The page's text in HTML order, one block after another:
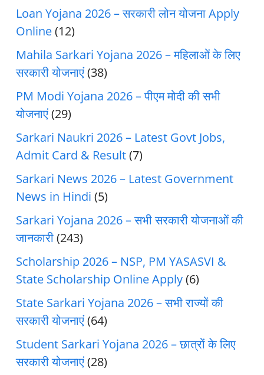
Loan Yojana 2026 – सरकारी लोन योजना Apply
Online(12)
Mahila Sarkari Yojana 2026 – महिलाओं के लिए
सरकारी योजनाएं(38)
PM Modi Yojana 2026 – पीएम मोदी की सभी
योजनाएं(29)
Sarkari Naukri 2026 – Latest Govt Jobs,
Admit Card & Result(7)
Sarkari News 2026 – Latest Government
News in Hindi (5)
Sarkari Yojana 2026 – सभी सरकारी योजनाओं की
जानकारी(243)
Scholarship 2026 – NSP, PM YASASVI &
State Scholarship Online Apply(6)
State Sarkari Yojana 2026 – सभी राज्यों की
सरकारी योजनाएं(64)
Student Sarkari Yojana 2026 – छात्रों के लिए
सरकारी योजनाएं(28)